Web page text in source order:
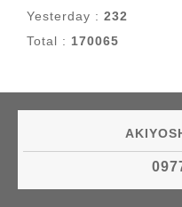
Yesterday : 232
Total : 170065